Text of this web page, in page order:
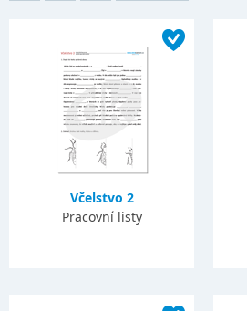
Včelstvo 2
Pracovní listy